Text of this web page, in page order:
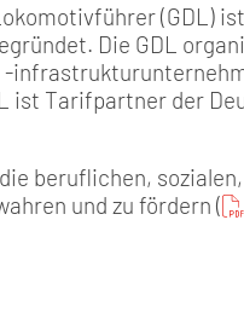
(GDL)
Die GDL
-
ist Tarifpartner der
beruflichen,
und zu fördern (